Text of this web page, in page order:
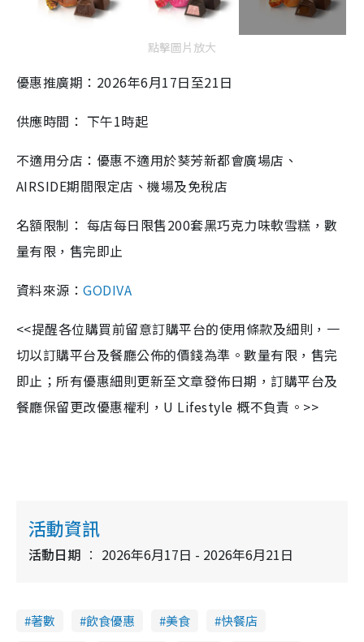
點擊圖片放大
優惠推廣期：2026年6月17日至21日
供應時間： 下午1時起
不適用分店：優惠不適用於葵芳新都會廣場店、
AIRSIDE期間限定店、機場及免稅店
名額限制： 每店每日限售200套黑巧克力味軟雪糕，數
量有限，售完即止
資料來源：GODIVA
<<提醒各位購買前留意訂購平台的使用條款及細則，一
切以訂購平台及餐廳公佈的價錢為準。數量有限，售完
即止；所有優惠細則更新至文章發佈日期，訂購平台及
餐廳保留更改優惠權利，U Lifestyle 概不負責。>>
活動資訊
活動日期 2026年6月17日 - 2026年6月21日
著數 飲食優惠 美食
快餐店